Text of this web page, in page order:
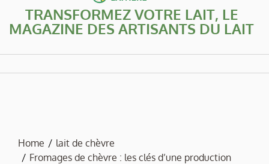
TRANSFORMEZ VOTRE LAIT, LE
MAGAZINE DES ARTISANTS DU LAIT
Home
lait de chèvre
Fromages de chèvre : les clés d’une production